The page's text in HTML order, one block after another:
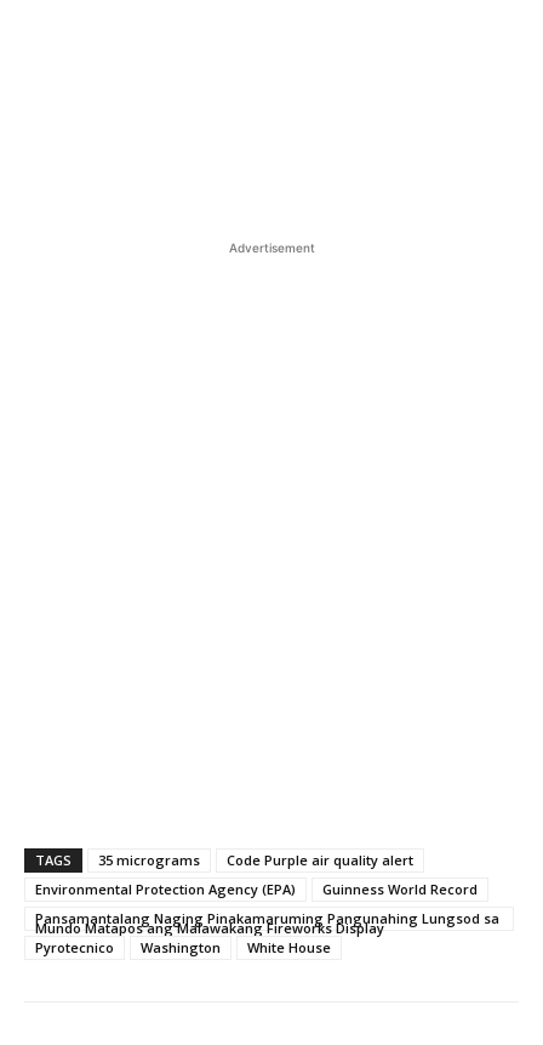
Advertisement
TAGS 35 micrograms
Code Purple air quality alert
Environmental Protection Agency (EPA)
Guinness World Record
Pansamantalang Naging Pinakamaruming Pangunahing Lungsod sa
Mundo Matapos ang Malawakang Fireworks Display
Pyrotecnico
Washington White House